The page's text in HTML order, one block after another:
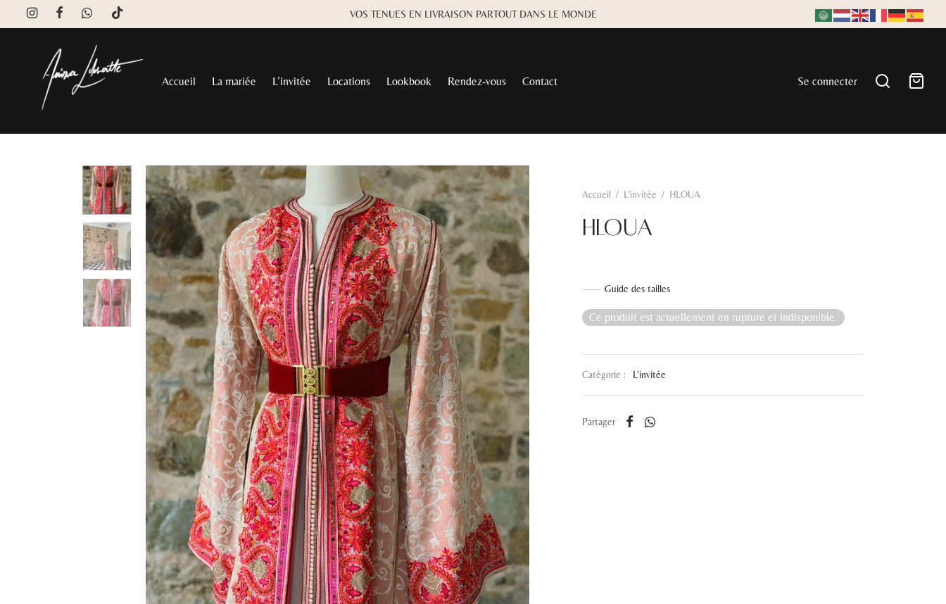
VOS TENUES EN LIVRAISON PARTOUT DANS LE MONDE
Accueil La mariée L’invitée Locations Lookbook Rendez-vous Contact Se connecter
Accueil / L'invitée / HLOUA
HLOUA
Guide des tailles
Ce produit est actuellement en rupture et indisponible.
Catégorie : L'invitée
Partager